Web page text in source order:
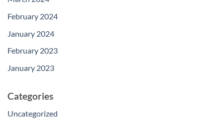
February 2024
January 2024
February 2023
January 2023
Categories
Uncategorized